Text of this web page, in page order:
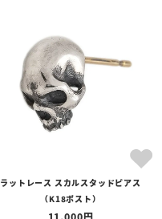
ラットレース スカルスタッドピアス
（K18ポスト）
11,000